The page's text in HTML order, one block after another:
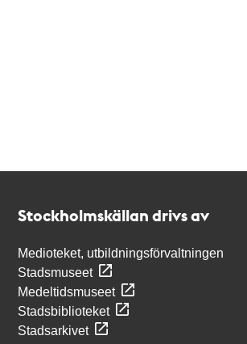
Stockholmskällan drivs av
Medioteket, utbildningsförvaltningen
Stadsmuseet
Medeltidsmuseet
Stadsbiblioteket
Stadsarkivet